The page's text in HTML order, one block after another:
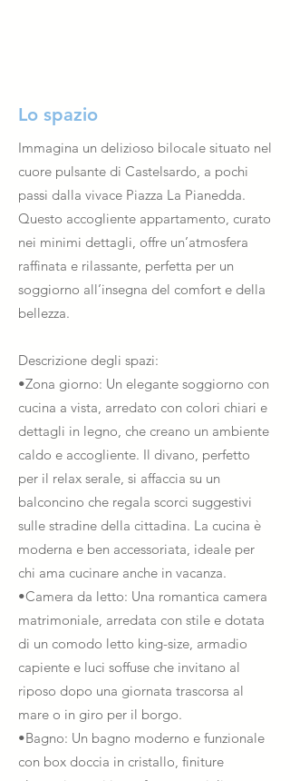
Lo spazio
Immagina un delizioso bilocale situato nel
cuore pulsante di Castelsardo, a pochi
passi dalla vivace Piazza La Pianedda.
Questo accogliente appartamento, curato
nei minimi dettagli, offre un’atmosfera
raffinata e rilassante, perfetta per un
soggiorno all’insegna del comfort e della
bellezza.
Descrizione degli spazi:
•Zona giorno: Un elegante soggiorno con
cucina a vista, arredato con colori chiari e
dettagli in legno, che creano un ambiente
caldo e accogliente. Il divano, perfetto
per il relax serale, si affaccia su un
balconcino che regala scorci suggestivi
sulle stradine della cittadina. La cucina è
moderna e ben accessoriata, ideale per
chi ama cucinare anche in vacanza.
•Camera da letto: Una romantica camera
matrimoniale, arredata con stile e dotata
di un comodo letto king-size, armadio
capiente e luci soffuse che invitano al
riposo dopo una giornata trascorsa al
mare o in giro per il borgo.
•Bagno: Un bagno moderno e funzionale
con box doccia in cristallo, finiture